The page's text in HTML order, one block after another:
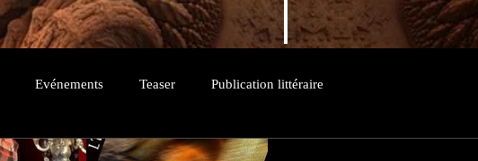
Evénements Teaser Publication littéraire